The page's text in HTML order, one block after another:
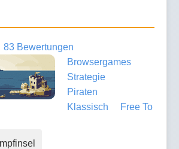
83 Bewertungen
Browsergames
Strategie
Piraten
Klassisch
Free To